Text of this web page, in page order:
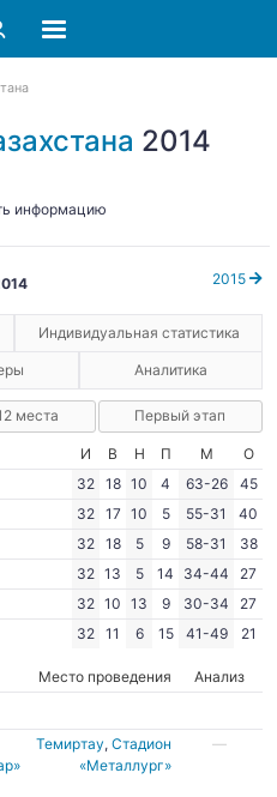
2014
информацию
2015
Индивидуальная статистика
Аналитика
места Первый этап
И В Н П М
О
32 18 10 4 63-26
45
32 17 10 5 55-31
40
32 18 5 9 58-31
38
32 13 5 14 34-44
27
32 10 13 9 30-34
27
32 11 6 15 41-49 21
Место проведения Анализ
Темиртау,Стадион
«Металлург»
—